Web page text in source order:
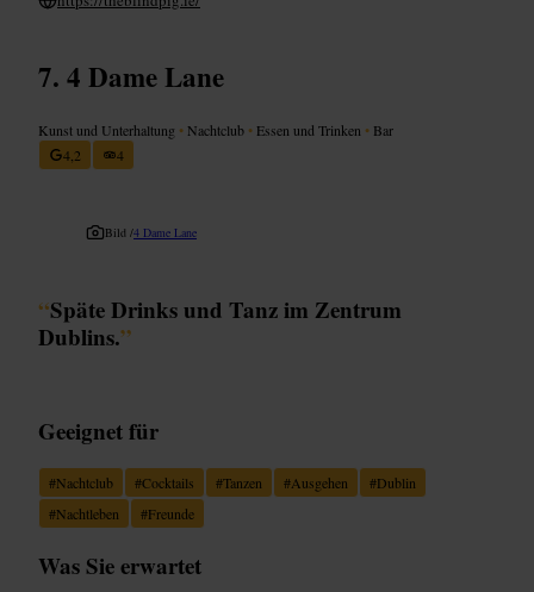
4 Dame Lane
Kunst und Unterhaltung • Nachtclub • Essen und Trinken • Bar
4,2
4
Bild /4 Dame Lane
“Späte Drinks und Tanz im Zentrum
Dublins.”
Geeignet für
#Nachtclub #Cocktails #Tanzen #Ausgehen #Dublin
#Nachtleben #Freunde
Was Sie erwartet